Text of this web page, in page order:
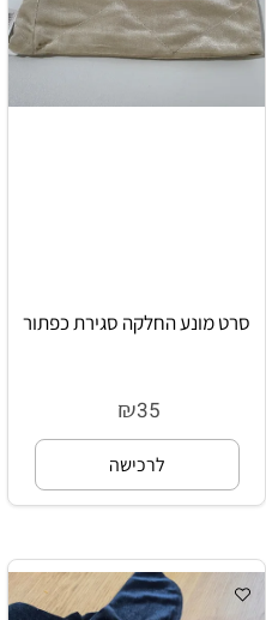
סרט מונע החלקה סגירת כפתור
₪35
לרכישה